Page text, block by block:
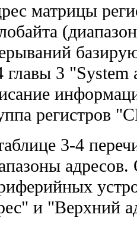
матрицы
главы 3
регистров
3-4
адресов.
и "Верхний